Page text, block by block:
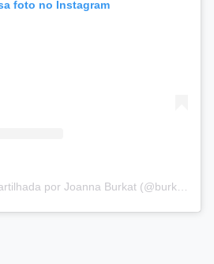
foto no Instagram
Uma publicação compartilhada por Joanna Burkat (@burkat.joanna)